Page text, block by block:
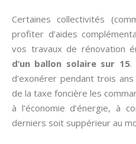
Certaines collectivités
profiter d’aides
vos travaux de rénovation
d’un ballon solaire sur 15.
d’exonérer pendant trois
de la taxe foncière les
à l’économie d’énergie, à
derniers soit suppérieur au